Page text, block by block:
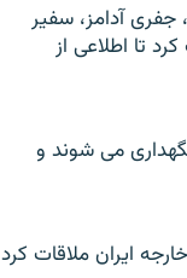
جفری آدامز، سفير
تا اطلاعی از
می شوند و
ايران ملاقات کرد